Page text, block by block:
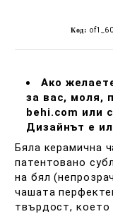
Код:
Ако
за вас, моля,
behi.com или
Дизайнът е
Бяла керамична
патентовано
на бял
чашата
твърдост, което